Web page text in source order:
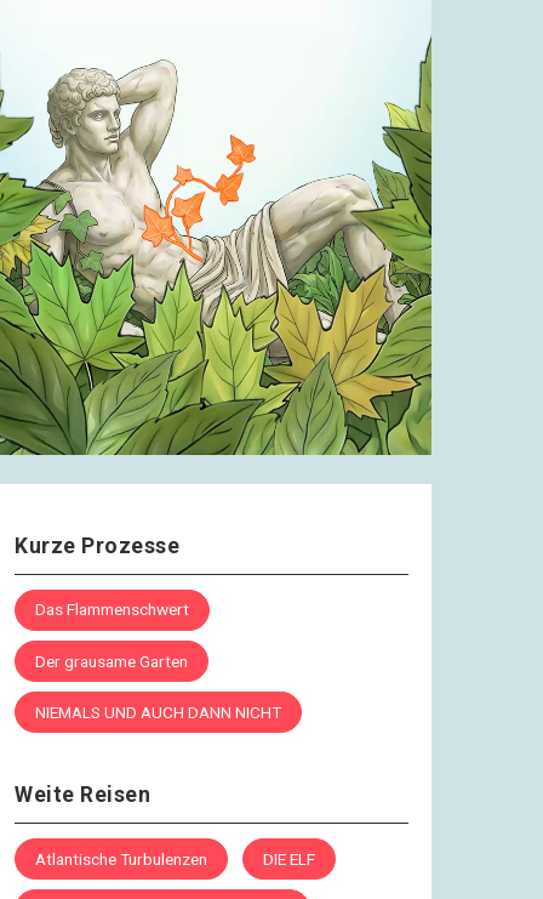
Zeit, das Büfett zu stürmen (5)
16.12.2020
Denkabfall
Rückschau – Vorschau
18.12.2020
Denkabfall
Eine Veränderung
20.12.2020
Denkabfall
Vier Möglichkeiten
Denkabfall
25.12.2020
Denkabfall
Weihnachtsbotschaft
27.12.2020
Bedeutungen
30.12.2020
Vorsätze
Kurze Prozesse
Das Flammenschwert
Der grausame Garten
NIEMALS UND AUCH DANN NICHT
Weite Reisen
Atlantische Turbulenzen DIE ELF